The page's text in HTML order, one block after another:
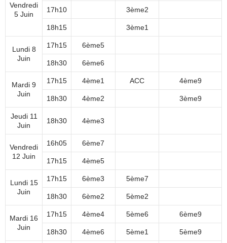
Vendredi
5 Juin
17h10 3ème2
18h15 3ème1
Lundi 8
Juin
17h15 6ème5
18h30 6ème6
Mardi 9
Juin
17h15 4ème1 ACC 4ème9
18h30 4ème2 3ème9
Jeudi 11
Juin
18h30 4ème3
Vendredi
12 Juin
16h05 6ème7
17h15 4ème5
Lundi 15
Juin
17h15 6ème3 5ème7
18h30 6ème2 5ème2
Mardi 16
Juin
17h15 4ème4 5ème6 6ème9
18h30 4ème6 5ème1 5ème9